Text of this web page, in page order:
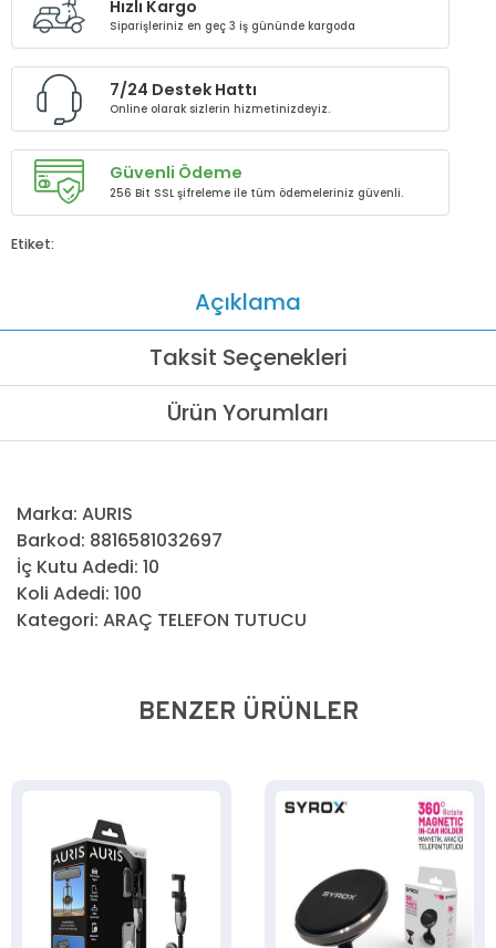
Hızlı Kargo
Siparişleriniz en geç 3 iş gününde kargoda
7/24 Destek Hattı
Online olarak sizlerin hizmetinizdeyiz.
Güvenli Ödeme
256 Bit SSL şifreleme ile tüm ödemeleriniz güvenli.
Etiket:
Açıklama
Taksit Seçenekleri
Ürün Yorumları
Marka: AURIS
Barkod: 8816581032697
İç Kutu Adedi: 10
Koli Adedi: 100
Kategori: ARAÇ TELEFON TUTUCU
BENZER ÜRÜNLER